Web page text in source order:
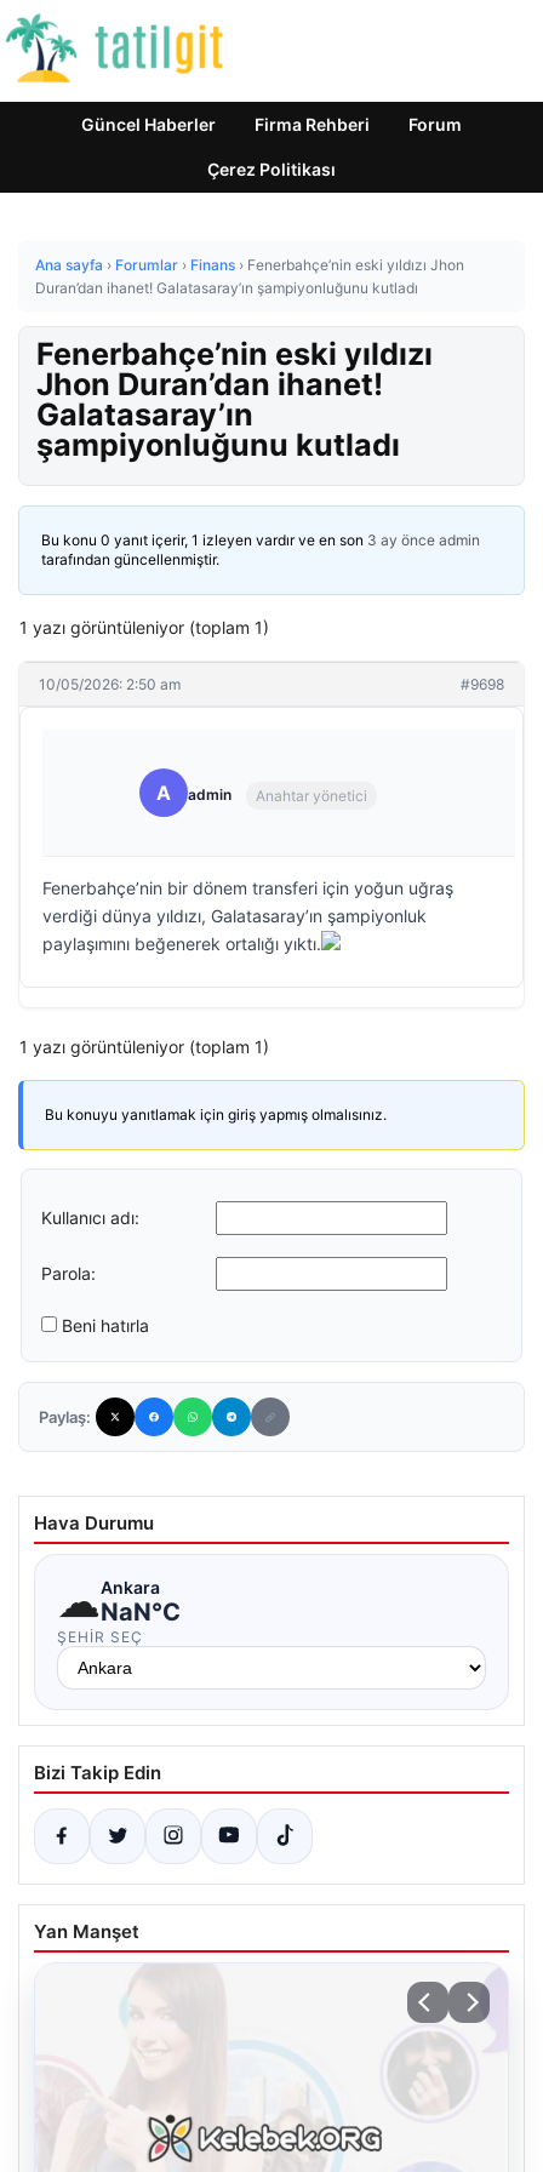
Güncel Haberler Firma Rehberi Forum
Çerez Politikası
Ana sayfa › Forumlar › Finans › Fenerbahçe’nin eski yıldızı Jhon
Duran’dan ihanet! Galatasaray’ın şampiyonluğunu kutladı
Fenerbahçe’nin eski yıldızı
Jhon Duran’dan ihanet!
Galatasaray’ın
şampiyonluğunu kutladı
Bu konu 0 yanıt içerir, 1 izleyen vardır ve en son 3 ay önce admin
tarafından güncellenmiştir.
1 yazı görüntüleniyor (toplam 1)
10/05/2026: 2:50 am #9698
A admin Anahtar yönetici
Fenerbahçe’nin bir dönem transferi için yoğun uğraş
verdiği dünya yıldızı, Galatasaray’ın şampiyonluk
paylaşımını beğenerek ortalığı yıktı.
1 yazı görüntüleniyor (toplam 1)
Bu konuyu yanıtlamak için giriş yapmış olmalısınız.
Kullanıcı adı:
Parola:
Beni hatırla
Paylaş:
Hava Durumu
☁Ankara
NaN°C
ŞEHIR SEÇ
Bizi Takip Edin
Yan Manşet